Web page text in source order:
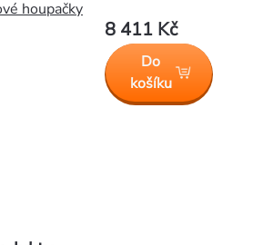
houpačky
8 411 Kč
Do
košíku